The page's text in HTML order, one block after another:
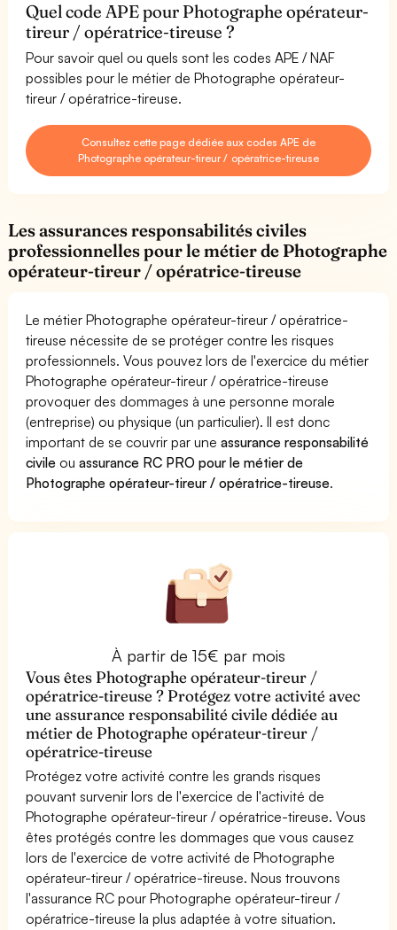
Quel code APE pour Photographe opérateur-
tireur / opératrice-tireuse ?
Pour savoir quel ou quels sont les codes APE / NAF
possibles pour le métier de Photographe opérateur-
tireur / opératrice-tireuse.
Consultez cette page dédiée aux codes APE de
Photographe opérateur-tireur / opératrice-tireuse
Les assurances responsabilités civiles
professionnelles pour le métier de Photographe
opérateur-tireur / opératrice-tireuse
Le métier Photographe opérateur-tireur / opératrice-
tireuse nécessite de se protéger contre les risques
professionnels. Vous pouvez lors de l'exercice du métier
Photographe opérateur-tireur / opératrice-tireuse
provoquer des dommages à une personne morale
(entreprise) ou physique (un particulier). Il est donc
important de se couvrir par uneassurance responsabilité
civile ouassurance RC PRO pour le métier de
Photographe opérateur-tireur / opératrice-tireuse.
À partir de 15€ par mois
Vous êtes Photographe opérateur-tireur /
opératrice-tireuse ? Protégez votre activité avec
une assurance responsabilité civile dédiée au
métier de Photographe opérateur-tireur /
opératrice-tireuse
Protégez votre activité contre les grands risques
pouvant survenir lors de l'exercice de l'activité de
Photographe opérateur-tireur / opératrice-tireuse. Vous
êtes protégés contre les dommages que vous causez
lors de l'exercice de votre activité de Photographe
opérateur-tireur / opératrice-tireuse. Nous trouvons
l'assurance RC pour Photographe opérateur-tireur /
opératrice-tireuse la plus adaptée à votre situation.